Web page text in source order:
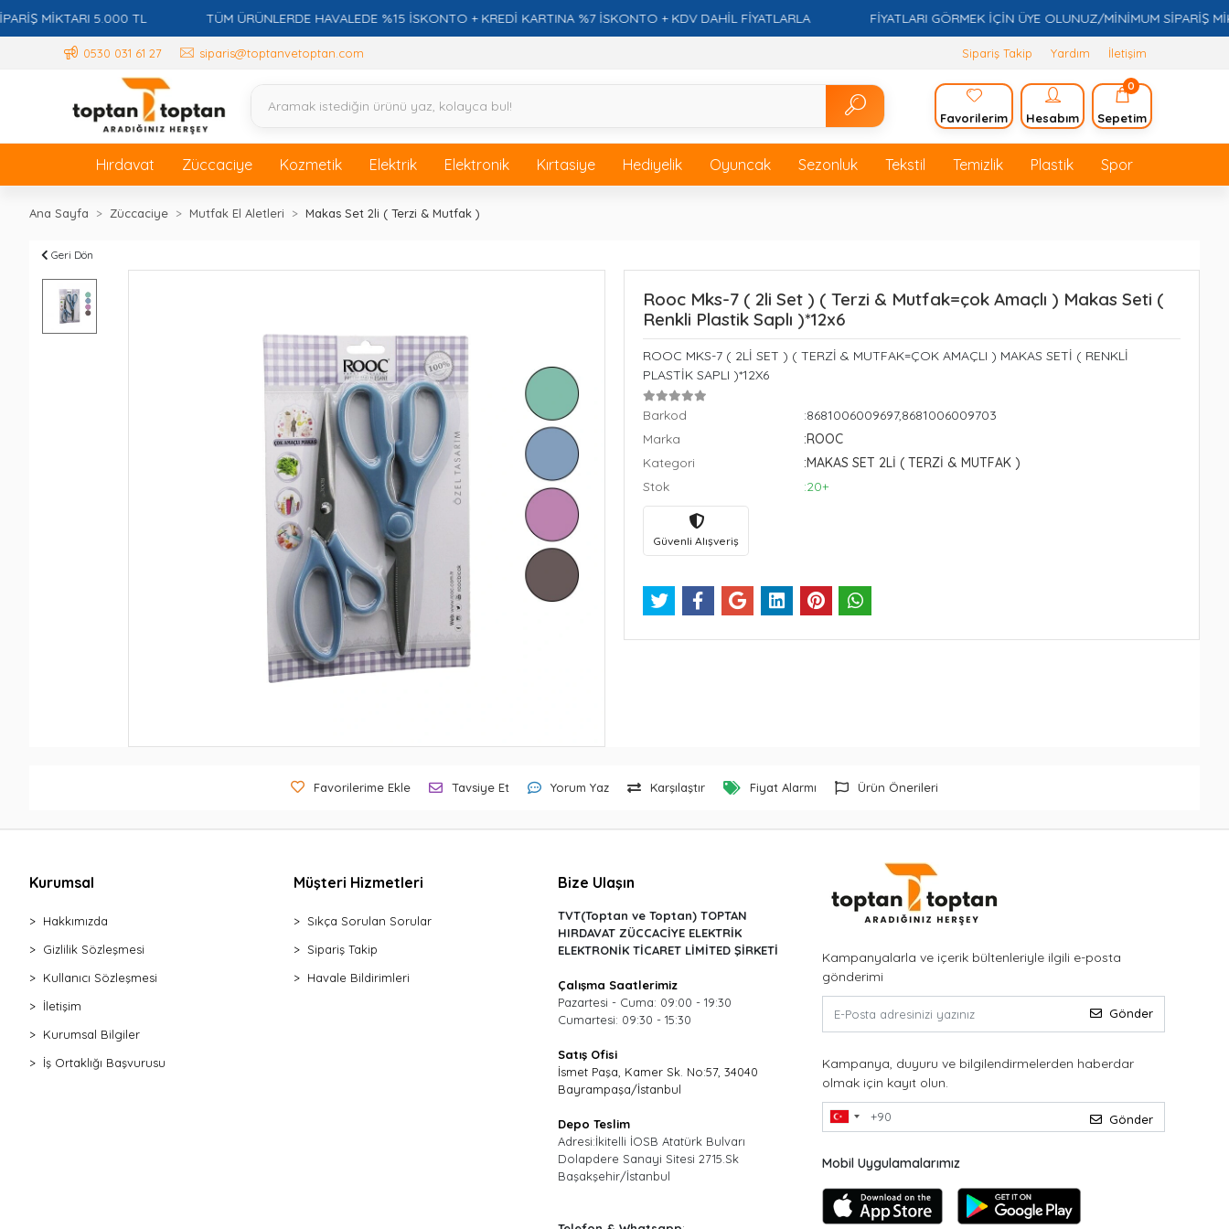
MİKTARI 5.000 TL TÜM ÜRÜNLERDE HAVALEDE %15 İSKONTO + KREDİ KARTINA %7 İSKONTO + KDV DAHİL FİYATLARLA FİYATLARI GÖRMEK İÇİN ÜYE OLUNUZ/MİNİMUM SİPARİŞ
0530 031 61 27 siparis@toptanvetoptan.com Sipariş Takip Yardım İletişim
Favorilerim Hesabım
0
Sepetim
Hırdavat Züccaciye Kozmetik Elektrik Elektronik Kırtasiye Hediyelik Oyuncak Sezonluk Tekstil Temizlik Plastik Spor
Ana Sayfa Züccaciye Mutfak El Aletleri Makas Set 2li ( Terzi & Mutfak )
Geri Dön
Rooc Mks-7 ( 2li Set ) ( Terzi & Mutfak=çok Amaçlı ) Makas Seti (
Renkli Plastik Saplı )*12x6
ROOC MKS-7 ( 2Lİ SET ) ( TERZİ & MUTFAK=ÇOK AMAÇLI ) MAKAS SETİ ( RENKLİ
PLASTİK SAPLI )*12X6
Barkod
:8681006009697,8681006009703
Marka
:ROOC
Kategori
:MAKAS SET 2Lİ ( TERZİ & MUTFAK )
Stok
:20+
Güvenli Alışveriş
Favorilerime Ekle Tavsiye Et Yorum Yaz Karşılaştır Fiyat Alarmı Ürün Önerileri
Kurumsal
Hakkımızda
Gizlilik Sözleşmesi
Kullanıcı Sözleşmesi
İletişim
Kurumsal Bilgiler
İş Ortaklığı Başvurusu
Müşteri Hizmetleri
Sıkça Sorulan Sorular
Sipariş Takip
Havale Bildirimleri
Bize Ulaşın
TVT(Toptan ve Toptan) TOPTAN
HIRDAVAT ZÜCCACİYE ELEKTRİK
ELEKTRONİK TİCARET LİMİTED ŞİRKETİ
Çalışma Saatlerimiz
Pazartesi - Cuma: 09:00 - 19:30
Cumartesi: 09:30 - 15:30
Satış Ofisi
İsmet Paşa, Kamer Sk. No:57, 34040
Bayrampaşa/İstanbul
Depo Teslim
Adresi:İkitelli İOSB Atatürk Bulvarı
Dolapdere Sanayi Sitesi 2715.Sk
Başakşehir/İstanbul
Kampanyalarla ve içerik bültenleriyle ilgili e-posta
gönderimi
Gönder
Kampanya, duyuru ve bilgilendirmelerden haberdar
olmak için kayıt olun.
Gönder
Mobil Uygulamalarımız